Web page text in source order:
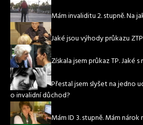
Mám invaliditu 2. stupně. Na
Jaké jsou výhody průkazu ZTP
Získala jsem průkaz TP. Jaké
Přestal jsem slyšet na jedno
o invalidní důchod?
Mám ID 3. stupně. Mám nárok